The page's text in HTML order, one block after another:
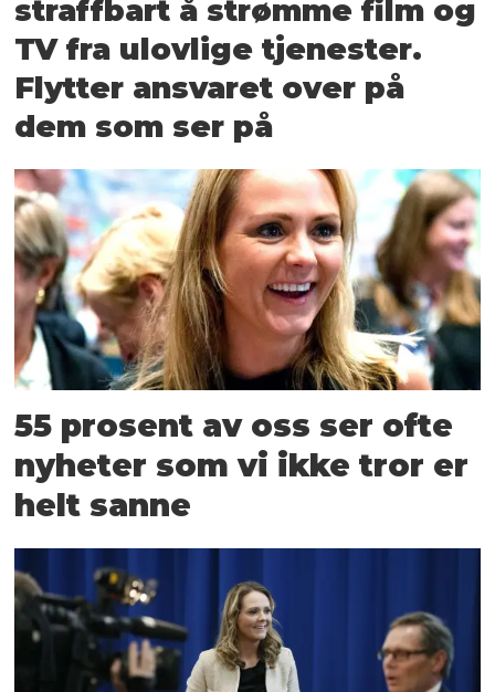
straffbart å strømme film og
TV fra ulovlige tjenester.
Flytter ansvaret over på
dem som ser på
55 prosent av oss ser ofte
nyheter som vi ikke tror er
helt sanne